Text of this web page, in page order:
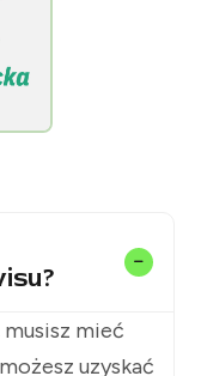
mieć
uzyskać